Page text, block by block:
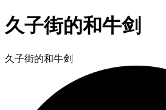
久子街的和牛剑
久子街的和牛剑